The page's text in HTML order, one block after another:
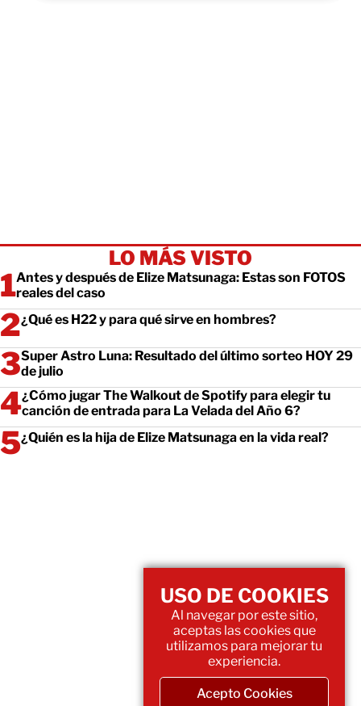
LO MÁS VISTO
Antes y después de Elize Matsunaga: Estas son FOTOS
reales del caso
¿Qué es H22 y para qué sirve en hombres?
Super Astro Luna: Resultado del último sorteo HOY 29
de julio
¿Cómo jugar The Walkout de Spotify para elegir tu
canción de entrada para La Velada del Año 6?
¿Quién es la hija de Elize Matsunaga en la vida real?
USO DE COOKIES
Al navegar por este sitio,
aceptas las cookies que
utilizamos para mejorar tu
experiencia.
Acepto Cookies